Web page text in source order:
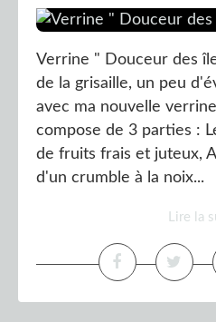
Verrine " Douceur des
de la grisaille, un peu
avec ma nouvelle
compose de 3 parties :
de fruits frais et juteux,
d'un crumble à la noix...
Lire la